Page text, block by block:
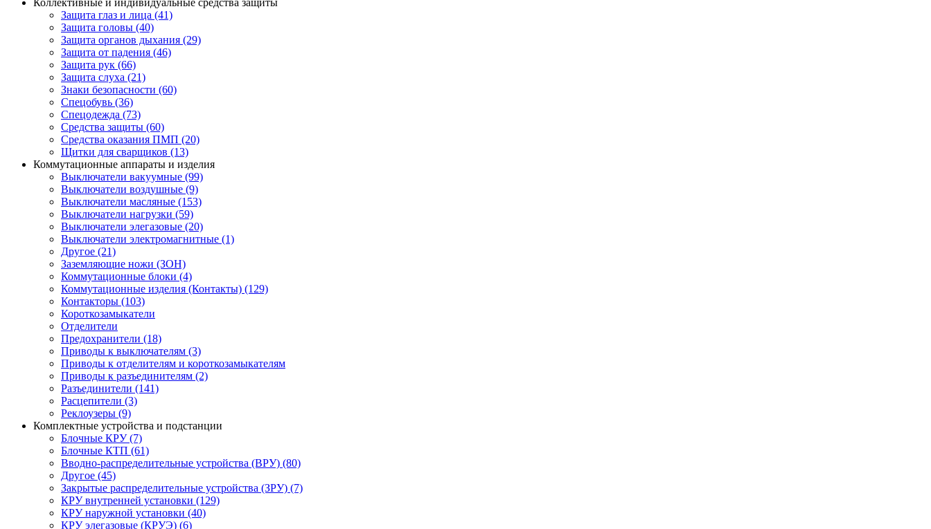
Защита глаз и лица (41)
Защита головы (40)
Защита органов дыхания (29)
Защита от падения (46)
Защита рук (66)
Защита слуха (21)
Знаки безопасности (60)
Спецобувь (36)
Спецодежда (73)
Средства защиты (60)
Средства оказания ПМП (20)
Щитки для сварщиков (13)
Коммутационные аппараты и изделия
Выключатели вакуумные (99)
Выключатели воздушные (9)
Выключатели масляные (153)
Выключатели нагрузки (59)
Выключатели элегазовые (20)
Выключатели электромагнитные (1)
Другое (21)
Заземляющие ножи (ЗОН)
Коммутационные блоки (4)
Коммутационные изделия (Контакты) (129)
Контакторы (103)
Короткозамыкатели
Отделители
Предохранители (18)
Приводы к выключателям (3)
Приводы к отделителям и короткозамыкателям
Приводы к разъединителям (2)
Разъединители (141)
Расцепители (3)
Реклоузеры (9)
Комплектные устройства и подстанции
Блочные КРУ (7)
Блочные КТП (61)
Вводно-распределительные устройства (ВРУ) (80)
Другое (45)
Закрытые распределительные устройства (ЗРУ) (7)
КРУ внутренней установки (129)
КРУ наружной установки (40)
КРУ элегазовые (КРУЭ) (6)